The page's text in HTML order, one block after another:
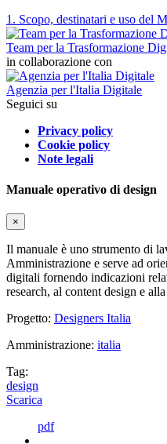
1. Scopo, destinatari e uso del
Team per la Trasformazione
in collaborazione con
Agenzia per l'Italia Digitale
Seguici su
Privacy policy
Cookie policy
Note legali
Manuale operativo di design
×
Il manuale è uno strumento di
Amministrazione e serve ad
digitali fornendo indicazioni
research, al content design e
Progetto: Designers Italia
Amministrazione: italia
Tag:
design
Scarica
pdf